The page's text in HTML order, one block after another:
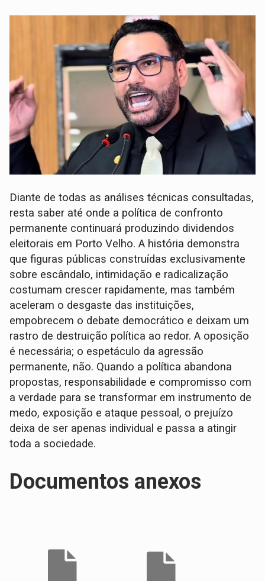
Diante de todas as análises técnicas consultadas,
resta saber até onde a política de confronto
permanente continuará produzindo dividendos
eleitorais em Porto Velho. A história demonstra
que figuras públicas construídas exclusivamente
sobre escândalo, intimidação e radicalização
costumam crescer rapidamente, mas também
aceleram o desgaste das instituições,
empobrecem o debate democrático e deixam um
rastro de destruição política ao redor. A oposição
é necessária; o espetáculo da agressão
permanente, não. Quando a política abandona
propostas, responsabilidade e compromisso com
a verdade para se transformar em instrumento de
medo, exposição e ataque pessoal, o prejuízo
deixa de ser apenas individual e passa a atingir
toda a sociedade.
Documentos anexos